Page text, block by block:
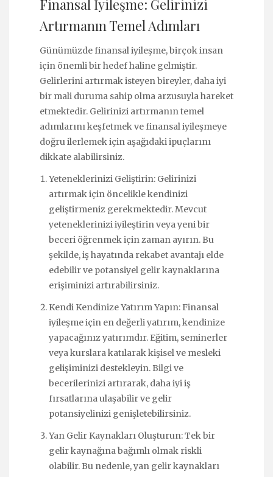
Finansal İyileşme: Gelirinizi
Artırmanın Temel Adımları
Günümüzde finansal iyileşme, birçok insan
için önemli bir hedef haline gelmiştir.
Gelirlerini artırmak isteyen bireyler, daha iyi
bir mali duruma sahip olma arzusuyla hareket
etmektedir. Gelirinizi artırmanın temel
adımlarını keşfetmek ve finansal iyileşmeye
doğru ilerlemek için aşağıdaki ipuçlarını
dikkate alabilirsiniz.
Yeteneklerinizi Geliştirin: Gelirinizi
artırmak için öncelikle kendinizi
geliştirmeniz gerekmektedir. Mevcut
yeteneklerinizi iyileştirin veya yeni bir
beceri öğrenmek için zaman ayırın. Bu
şekilde, iş hayatında rekabet avantajı elde
edebilir ve potansiyel gelir kaynaklarına
erişiminizi artırabilirsiniz.
Kendi Kendinize Yatırım Yapın: Finansal
iyileşme için en değerli yatırım, kendinize
yapacağınız yatırımdır. Eğitim, seminerler
veya kurslara katılarak kişisel ve mesleki
gelişiminizi destekleyin. Bilgi ve
becerilerinizi artırarak, daha iyi iş
fırsatlarına ulaşabilir ve gelir
potansiyelinizi genişletebilirsiniz.
Yan Gelir Kaynakları Oluşturun: Tek bir
gelir kaynağına bağımlı olmak riskli
olabilir. Bu nedenle, yan gelir kaynakları